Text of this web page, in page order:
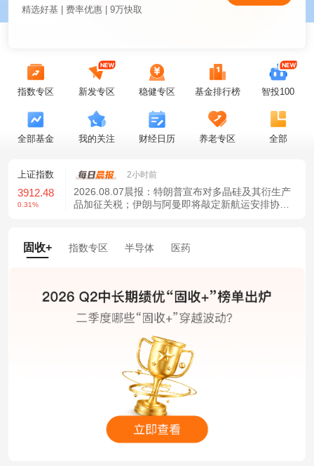
精选好基 | 费率优惠 | 9万快取
指数专区 新发专区 稳健专区 基金排行榜 智投100
全部基金 我的关注 财经日历 养老专区 全部
证指数 深证成指
14270.27
创业板指
3579.18
1.81%
2小时前
2026.08.07晨报：特朗普宣布对多晶硅及其衍生产
品加征关税；伊朗与阿曼即将敲定新航运安排协议
固收+ 指数专区 半导体 医药